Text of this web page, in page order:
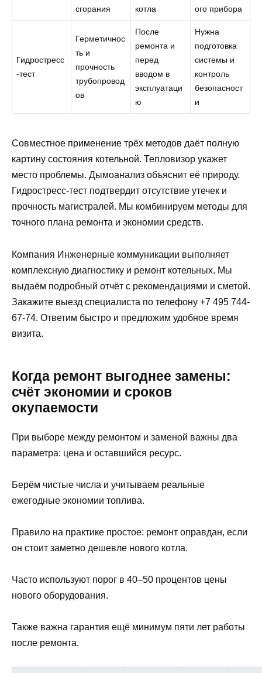
сгорания
котла
ого прибора
Гидростресс
-тест
Герметичнос
ть и
прочность
трубопровод
ов
После
ремонта и
перед
вводом в
эксплуатаци
ю
Нужна
подготовка
системы и
контроль
безопасност
и
Совместное применение трёх методов даёт полную
картину состояния котельной. Тепловизор укажет
место проблемы. Дымоанализ объяснит её природу.
Гидростресс-тест подтвердит отсутствие утечек и
прочность магистралей. Мы комбинируем методы для
точного плана ремонта и экономии средств.
Компания Инженерные коммуникации выполняет
комплексную диагностику и ремонт котельных. Мы
выдаём подробный отчёт с рекомендациями и сметой.
Закажите выезд специалиста по телефону +7 495 744-
67-74. Ответим быстро и предложим удобное время
визита.
Когда ремонт выгоднее замены:
счёт экономии и сроков
окупаемости
При выборе между ремонтом и заменой важны два
параметра: цена и оставшийся ресурс.
Берём чистые числа и учитываем реальные
ежегодные экономии топлива.
Правило на практике простое: ремонт оправдан, если
он стоит заметно дешевле нового котла.
Часто используют порог в 40–50 процентов цены
нового оборудования.
Также важна гарантия ещё минимум пяти лет работы
после ремонта.